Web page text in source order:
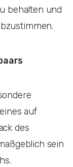
behalten und
auf
des
sein